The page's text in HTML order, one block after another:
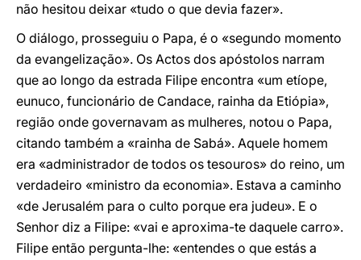
não hesitou deixar «tudo o que devia fazer».
O diálogo, prosseguiu o Papa, é o «segundo momento
da evangelização». Os Actos dos apóstolos narram
que ao longo da estrada Filipe encontra «um etíope,
eunuco, funcionário de Candace, rainha da Etiópia»,
região onde governavam as mulheres, notou o Papa,
citando também a «rainha de Sabá». Aquele homem
era «administrador de todos os tesouros» do reino, um
verdadeiro «ministro da economia». Estava a caminho
«de Jerusalém para o culto porque era judeu». E o
Senhor diz a Filipe: «vai e aproxima-te daquele carro».
Filipe então pergunta-lhe: «entendes o que estás a